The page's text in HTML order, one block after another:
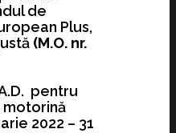
de
Plus,
(M.O. nr.
pentru
2022 – 31